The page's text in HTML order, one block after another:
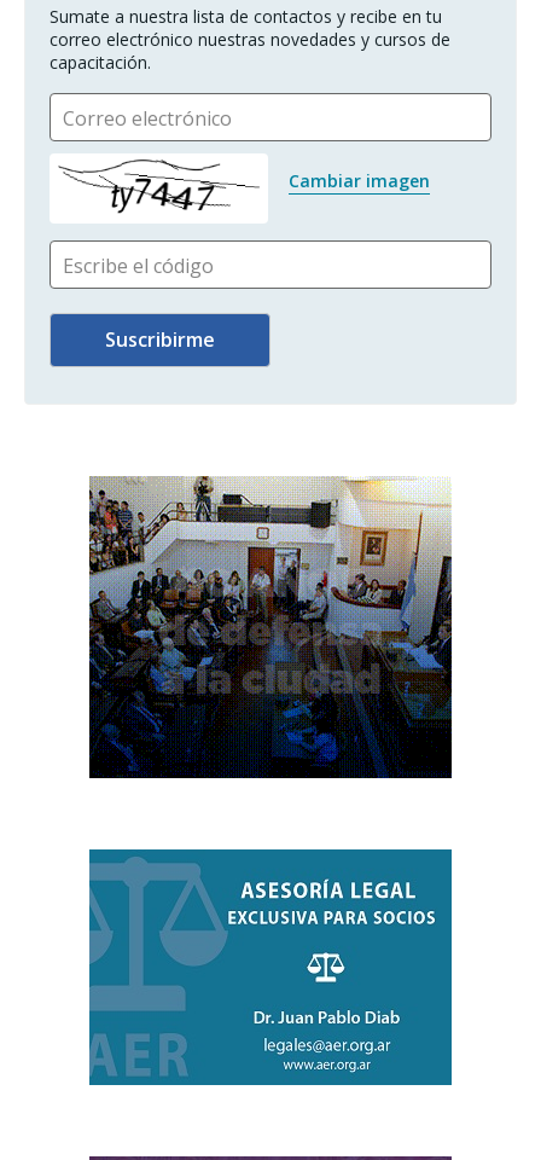
Sumate a nuestra lista de contactos y recibe en tu
correo electrónico nuestras novedades y cursos de
capacitación.
Correo electrónico
Cambiar imagen
Escribe el código